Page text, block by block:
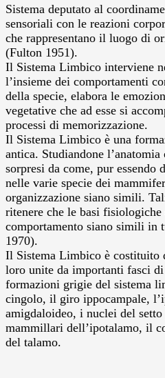
Sistema deputato al
sensoriali con le reazioni
che rappresentano il luogo di
(Fulton 1951).
Il Sistema Limbico interviene
l’insieme dei comportamenti
della specie, elabora le
vegetative che ad esse si
processi di memorizzazione.
Il Sistema Limbico è una
antica. Studiandone
sorpresi da come, pur essendo
nelle varie specie dei
organizzazione siano simili.
ritenere che le basi
comportamento siano simili
1970).
Il Sistema Limbico è costituito
loro unite da importanti fasci
formazioni grigie del sistema
cingolo, il giro ippocampale,
amigdaloideo, i nuclei del
mammillari dell’ipotalamo, il
del talamo.